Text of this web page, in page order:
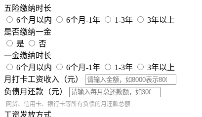
五险缴纳时长
6个月以内
6个月-1年 1-3年
3年以上
是否缴纳一金
是
否
一金缴纳时长
6个月以内
6个月-1年 1-3年
3年以上
月打卡工资收入（元）
负债月还款（元）
网贷、信用卡、银行卡等所有负债的月还款总额
工资发放方式